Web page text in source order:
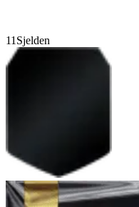
11 Sjelden